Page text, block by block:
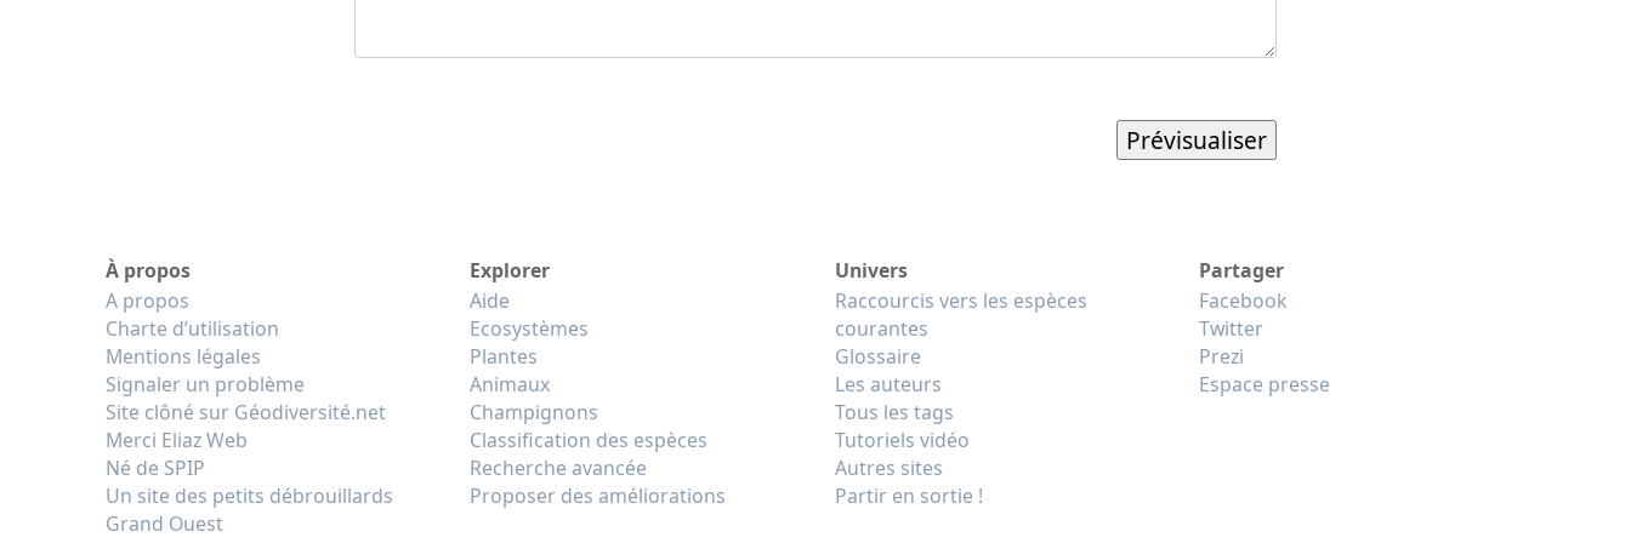
À propos
A propos
Charte d’utilisation
Mentions légales
Signaler un problème
Site clôné sur Géodiversité.net
Merci Eliaz Web
Né de SPIP
Un site des petits débrouillards
Grand Ouest
Explorer
Aide
Ecosystèmes
Plantes
Animaux
Champignons
Classification des espèces
Recherche avancée
Proposer des améliorations
Univers
Raccourcis vers les espèces
courantes
Glossaire
Les auteurs
Tous les tags
Tutoriels vidéo
Autres sites
Partir en sortie !
Partager
Facebook
Twitter
Prezi
Espace presse